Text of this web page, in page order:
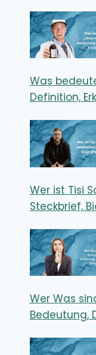
Was
Definition,
Wer ist Tisi
Steckbrief,
Wer Was
Bedeutung,